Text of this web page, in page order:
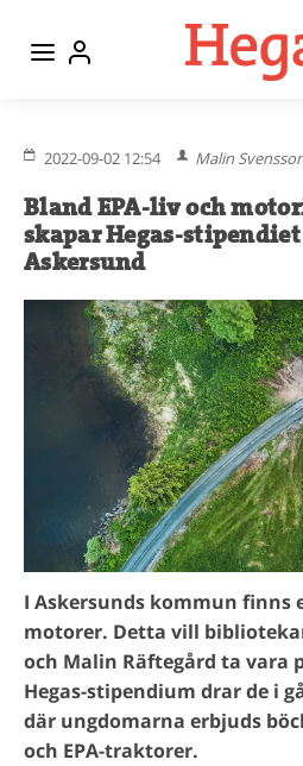
2022-09-02 12:54 Malin
Bland EPA-liv och
skapar Hegas-
Askersund
I Askersunds kommun finns
motorer. Detta vill
och Malin Räftegård ta vara
Hegas-stipendium drar de i
där ungdomarna erbjuds
och EPA-traktorer.